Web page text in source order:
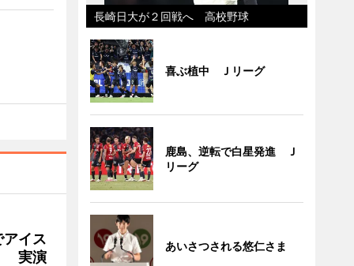
イス
実演
長崎日大が２回戦へ 高校野球
喜ぶ植中 Ｊリーグ
鹿島、逆転で白星発進 Ｊ
リーグ
あいさつされる悠仁さま